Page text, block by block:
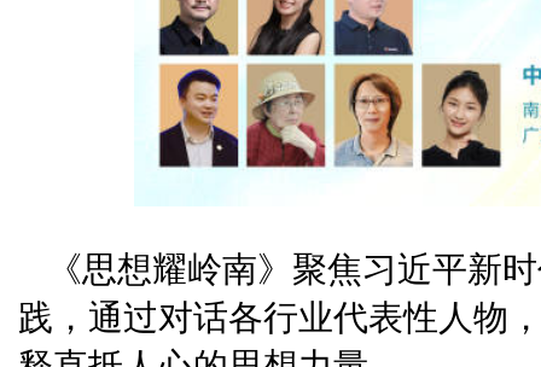
《思想耀岭南》聚焦习近平新
践，通过对话各行业代表性人物